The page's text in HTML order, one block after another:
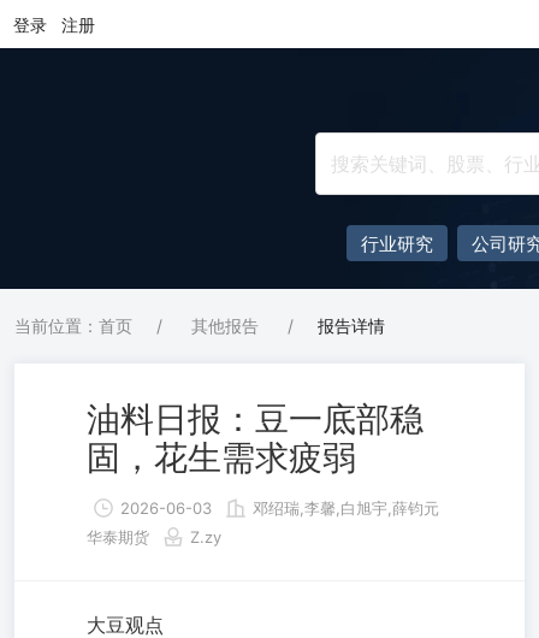
登录 注册
行业研究 公司研
当前位置：首页 / 其他报告 / 报告详情
油料日报：豆一底部稳
固，花生需求疲弱
2026-06-03
邓绍瑞,李馨,白旭宇,薛钧元
华泰期货
Z.zy
大豆观点